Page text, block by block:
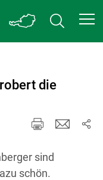
die
sind
schön.